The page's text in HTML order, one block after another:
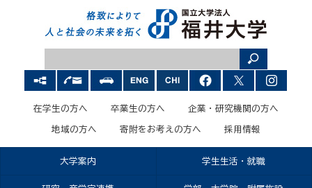
在学生の方へ 卒業生の方へ 企業・研究機関の方へ
地域の方へ 寄附をお考えの方へ 採用情報
大学案内 学生生活・就職